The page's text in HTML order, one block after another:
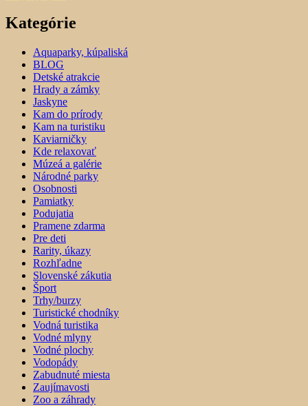
Kategórie
Aquaparky, kúpaliská
BLOG
Detské atrakcie
Hrady a zámky
Jaskyne
Kam do prírody
Kam na turistiku
Kaviarničky
Kde relaxovať
Múzeá a galérie
Národné parky
Osobnosti
Pamiatky
Podujatia
Pramene zdarma
Pre deti
Rarity, úkazy
Rozhľadne
Slovenské zákutia
Šport
Trhy/burzy
Turistické chodníky
Vodná turistika
Vodné mlyny
Vodné plochy
Vodopády
Zabudnuté miesta
Zaujímavosti
Zoo a záhrady